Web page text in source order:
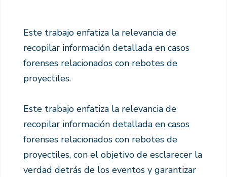
Este trabajo enfatiza la relevancia de
recopilar información detallada en casos
forenses relacionados con rebotes de
proyectiles.
Este trabajo enfatiza la relevancia de
recopilar información detallada en casos
forenses relacionados con rebotes de
proyectiles, con el objetivo de esclarecer la
verdad detrás de los eventos y garantizar